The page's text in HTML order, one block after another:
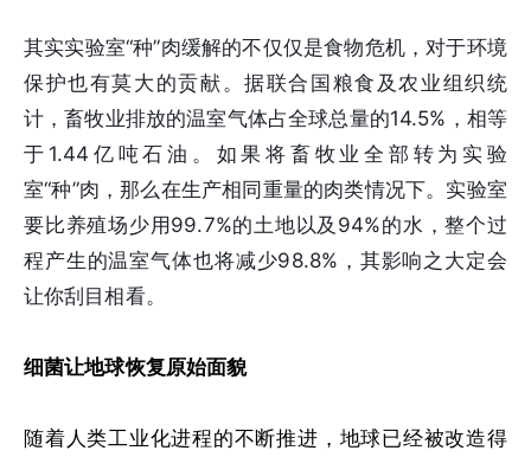
其实实验室“种”肉缓解的不仅仅是食物危机，对于环境
保护也有莫大的贡献。据联合国粮食及农业组织统
计，畜牧业排放的温室气体占全球总量的14.5%，相等
于1.44亿吨石油。如果将畜牧业全部转为实验
室“种”肉，那么在生产相同重量的肉类情况下。实验室
要比养殖场少用99.7%的土地以及94%的水，整个过
程产生的温室气体也将减少98.8%，其影响之大定会
让你刮目相看。
细菌让地球恢复原始面貌
随着人类工业化进程的不断推进，地球已经被改造得